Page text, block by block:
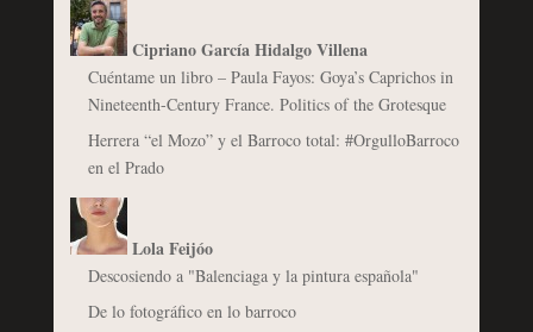
Cipriano García Hidalgo Villena
Cuéntame un libro – Paula Fayos: Goya’s Caprichos in
Nineteenth-Century France. Politics of the Grotesque
Herrera “el Mozo” y el Barroco total: #OrgulloBarroco
en el Prado
Lola Feijóo
Descosiendo a "Balenciaga y la pintura española"
De lo fotográfico en lo barroco